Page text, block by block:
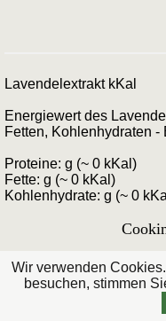
Lavendelextrakt kKal
Energiewert des
Fetten, Kohlenhydraten -
Proteine: g (~ 0 kKal)
Fette: g (~ 0 kKal)
Kohlenhydrate: g (~ 0
Wir verwenden
besuchen, stimmen